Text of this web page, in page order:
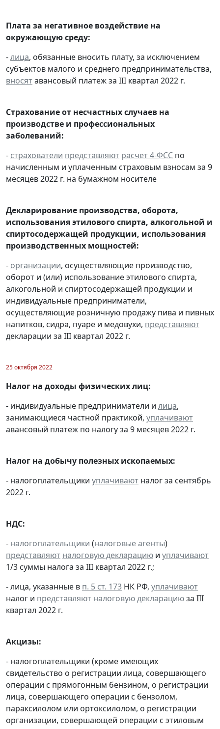
Плата за негативное воздействие на
окружающую среду:
-лица, обязанные вносить плату, за исключением
субъектов малого и среднего предпринимательства,
вносятавансовый платеж за III квартал 2022 г.
Страхование от несчастных случаев на
производстве и профессиональных
заболеваний:
- страхователи представляют расчет 4-ФСС по
начисленным и уплаченным страховым взносам за 9
месяцев 2022 г. на бумажном носителе
Декларирование производства, оборота,
использования этилового спирта, алкогольной и
спиртосодержащей продукции, использования
производственных мощностей:
- организации, осуществляющие производство,
оборот и (или) использование этилового спирта,
алкогольной и спиртосодержащей продукции и
индивидуальные предприниматели,
осуществляющие розничную продажу пива и пивных
напитков, сидра, пуаре и медовухи, представляют
декларации за III квартал 2022 г.
25 октября 2022
Налог на доходы физических лиц:
- индивидуальные предприниматели и лица,
занимающиеся частной практикой, уплачивают
авансовый платеж по налогу за 9 месяцев 2022 г.
Налог на добычу полезных ископаемых:
- налогоплательщики уплачивают налог за сентябрь
2022 г.
НДС:
- налогоплательщики (налоговые агенты)
представляют налоговую декларацию и уплачивают
1/3 суммы налога за III квартал 2022 г.;
- лица, указанные в п. 5 ст. 173 НК РФ, уплачивают
налог и представляют налоговую декларациюза III
квартал 2022 г.
Акцизы:
- налогоплательщики (кроме имеющих
свидетельство о регистрации лица, совершающего
операции с прямогонным бензином, о регистрации
лица, совершающего операции с бензолом,
параксилолом или ортоксилолом, о регистрации
организации, совершающей операции с этиловым